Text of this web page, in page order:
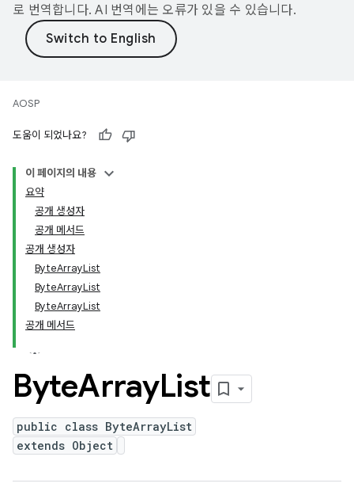
로 번역합니다. AI 번역에는 오류가 있을 수 있습니다.
AOSP
도움이 되었나요?
이 페이지의 내용
요약
공개 생성자
공개 메서드
공개 생성자
ByteArrayList
ByteArrayList
ByteArrayList
공개 메서드
ByteArrayList
public class ByteArrayList
extends Object